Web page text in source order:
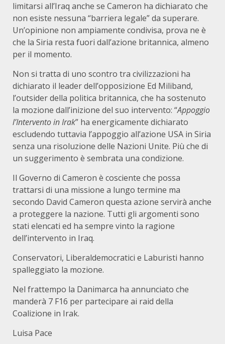
limitarsi all’Iraq anche se Cameron ha dichiarato che
non esiste nessuna “barriera legale” da superare.
Un’opinione non ampiamente condivisa, prova ne è
che la Siria resta fuori dall’azione britannica, almeno
per il momento.
Non si tratta di uno scontro tra civilizzazioni ha
dichiarato il leader dell’opposizione Ed Miliband,
l’outsider della politica britannica, che ha sostenuto
la mozione dall’inizione del suo intervento: “Appoggio
l’Intervento in Irak” ha energicamente dichiarato
escludendo tuttavia l’appoggio all’azione USA in Siria
senza una risoluzione delle Nazioni Unite. Più che di
un suggerimento è sembrata una condizione.
Il Governo di Cameron è cosciente che possa
trattarsi di una missione a lungo termine ma
secondo David Cameron questa azione servirà anche
a proteggere la nazione. Tutti gli argomenti sono
stati elencati ed ha sempre vinto la ragione
dell’intervento in Iraq.
Conservatori, Liberaldemocratici e Laburisti hanno
spalleggiato la mozione.
Nel frattempo la Danimarca ha annunciato che
manderà 7 F16 per partecipare ai raid della
Coalizione in Irak.
Luisa Pace